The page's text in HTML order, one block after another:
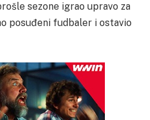
sezone igrao upravo za
posuđeni fudbaler i ostavio